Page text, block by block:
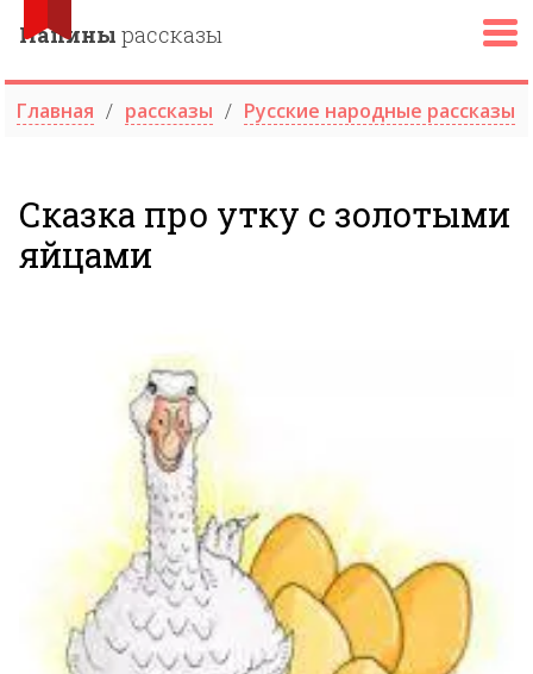
Папины рассказы
Главная рассказы Русские народные рассказы
Сказка про утку с золотыми
яйцами